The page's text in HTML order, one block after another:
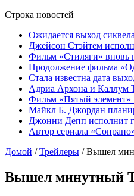
Строка новостей
Ожидается выход
Джейсон Стэйтем
Фильм «Стиляги» вновь
Продолжение фильма
Стала известна дата
Адриа Архона и Каллум
Фильм «Пятый элемент»
Майкл Б. Джордан
Джонни Депп исполнит
Автор сериала
Домой / Трейлеры / Вышел
Вышел минутный